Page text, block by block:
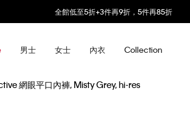
全館低至5折+3件再9折，5件再85折
男士 女士 內衣 Collection